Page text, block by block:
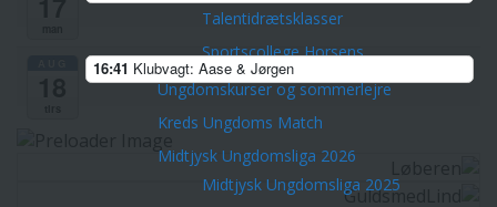
Talentidrætsklasser
Sportscollege Horsens
Ungdomskurser og sommerlejre
Kreds Ungdoms Match
Midtjysk Ungdomsliga 2026
Midtjysk Ungdomsliga 2025
16:41 Klubvagt: Aase & Jørgen